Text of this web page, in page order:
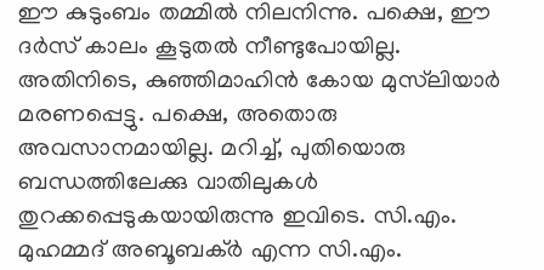
ഈ കുടുംബം തമ്മില്‍ നിലനിന്നു. പക്ഷെ, ഈ
ദര്‍സ് കാലം കൂടുതല്‍ നീണ്ടുപോയില്ല.
അതിനിടെ, കുഞ്ഞിമാഹിന്‍ കോയ മുസ്‌ലിയാര്‍
മരണപ്പെട്ടു. പക്ഷെ, അതൊരു
അവസാനമായില്ല. മറിച്ച്, പുതിയൊരു
ബന്ധത്തിലേക്കു വാതിലുകള്‍
തുറക്കപ്പെടുകയായിരുന്നു ഇവിടെ. സി.എം.
മുഹമ്മദ് അബൂബക്ര്‍ എന്ന സി.എം.